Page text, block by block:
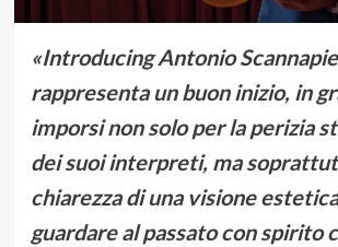
«Introducing Antonio
rappresenta un buon inizio, in
imporsi non solo per la perizia
dei suoi interpreti, ma
chiarezza di una visione
guardare al passato con spirito